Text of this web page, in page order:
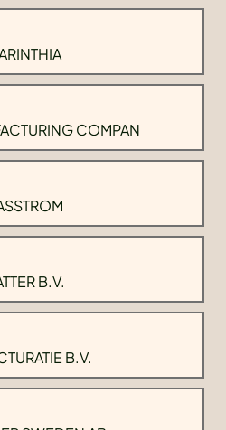
COMPAN
B.V.
B.V.